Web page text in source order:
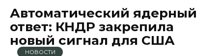
Автоматический ядерный
ответ: КНДР закрепила
новый сигнал для США
НОВОСТИ